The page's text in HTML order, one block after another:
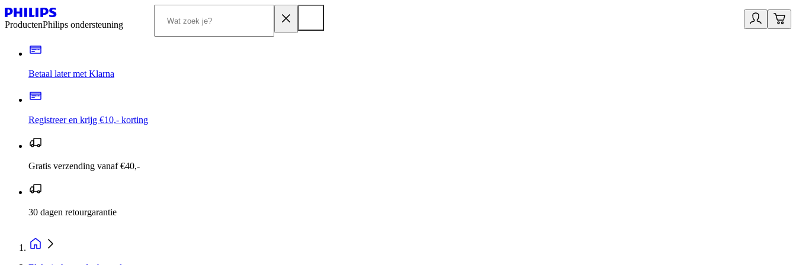
ProductenPhilips ondersteuning
Betaal later met Klarna
Registreer en krijg €10,- korting
Gratis verzending vanaf €40,-
30 dagen retourgarantie